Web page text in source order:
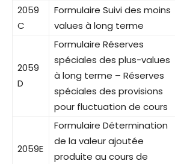
2059
C
Formulaire Suivi des moins
values à long terme
2059
D
Formulaire Réserves
spéciales des plus-values
à long terme – Réserves
spéciales des provisions
pour fluctuation de cours
2059E
Formulaire Détermination
de la valeur ajoutée
produite au cours de